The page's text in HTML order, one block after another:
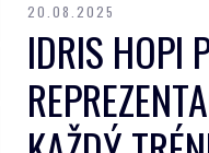
20.08.2025
IDRIS HOPI